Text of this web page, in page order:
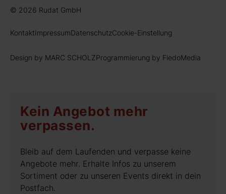
© 2026 Rudat GmbH
KontaktImpressumDatenschutzCookie-Einstellung
Design by MARC SCHOLZProgrammierung by FiedoMedia
Kein Angebot mehr
verpassen.
Bleib auf dem Laufenden und verpasse keine
Angebote mehr. Erhalte Infos zu unserem
Sortiment oder zu unseren Events direkt in dein
Postfach.